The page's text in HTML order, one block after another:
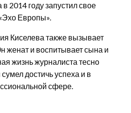
2014 году запустил свое
Европы».
Киселева также вызывает
женат и воспитывает сына и
жизнь журналиста тесно
достичь успеха и в
сфере.